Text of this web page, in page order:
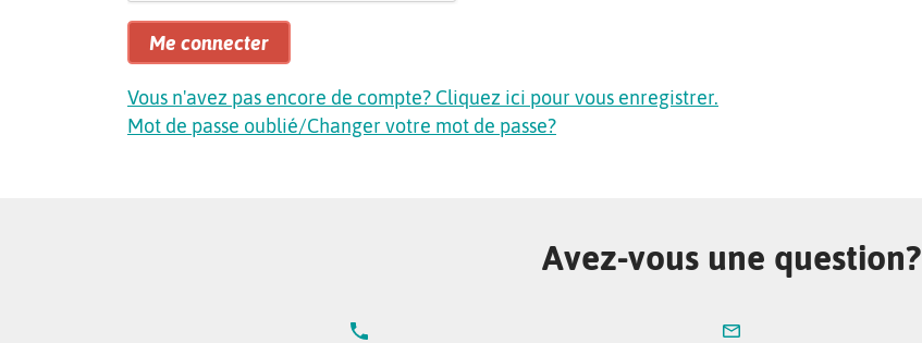
Me connecter
Vous n'avez pas encore de compte? Cliquez ici pour vous enregistrer.
Mot de passe oublié/Changer votre mot de passe?
Avez-vous une question?